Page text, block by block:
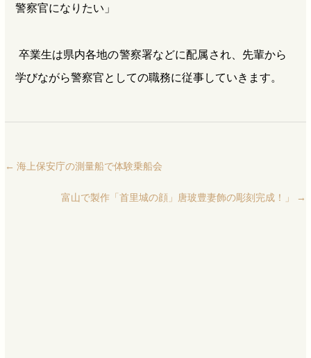
警察官になりたい」
卒業生は県内各地の警察署などに配属され、先輩から
学びながら警察官としての職務に従事していきます。
← 海上保安庁の測量船で体験乗船会
富山で製作「首里城の顔」唐玻豊妻飾の彫刻完成！」 →